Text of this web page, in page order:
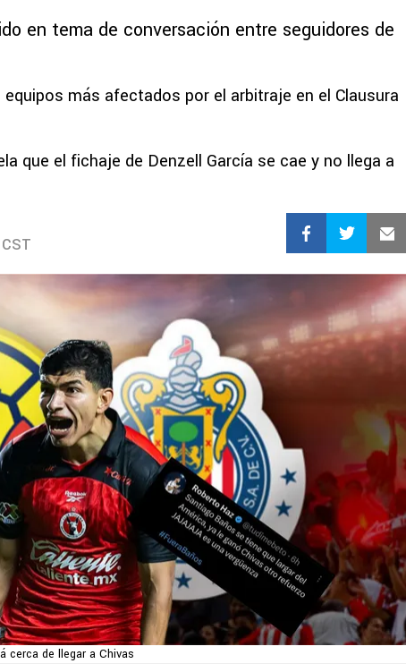
en tema de conversación entre seguidores de
más afectados por el arbitraje en el Clausura
que el fichaje de Denzell García se cae y no llega a
cerca de llegar a Chivas